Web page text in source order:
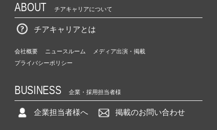
ABOUT チアキャリアについて
チアキャリアとは
会社概要 ニュースルーム
メディア出演・掲載
プライバシーポリシー
BUSINESS 企業・採用担当者様
企業担当者様へ 掲載のお問い合わせ